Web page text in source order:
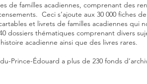
de familles acadiennes, comprenant des
Ceci s’ajoute aux 30 000 fiches
et livrets de familles acadiennes qui
dossiers thématiques comprenant divers
acadienne ainsi que des livres rares.
Prince-Édouard a plus de 230 fonds